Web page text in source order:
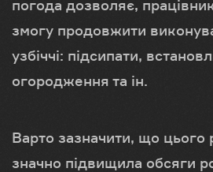
погода дозволяє,
змогу продовжити
узбіччі: підсипати,
огородження та ін.
Варто зазначити, що цього
значно підвищила обсяги